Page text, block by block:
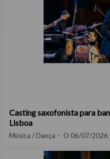
Casting saxofonista para
Lisboa
Música / Dança O 06/07/2026